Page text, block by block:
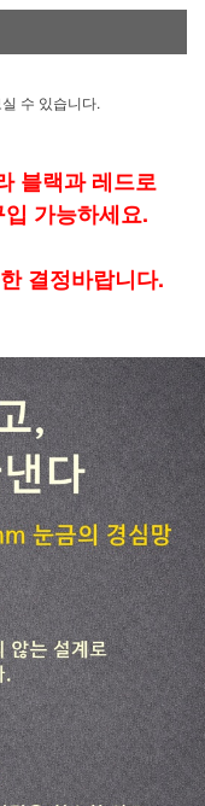
수 있습니다.
블랙과 레드로
가능하세요.
결정바랍니다.